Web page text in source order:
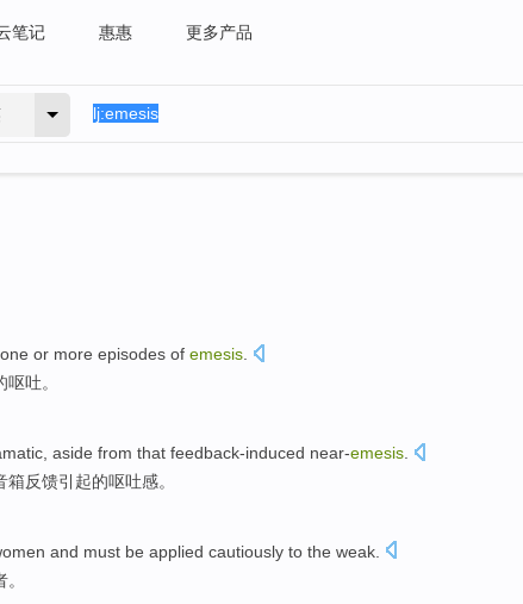
笔记 惠惠 更多产品
one or more episodes of emesis
呕吐。
aside from that feedback-induced near-emesis
箱反馈引起的呕吐感。
and must be applied cautiously to the weak.